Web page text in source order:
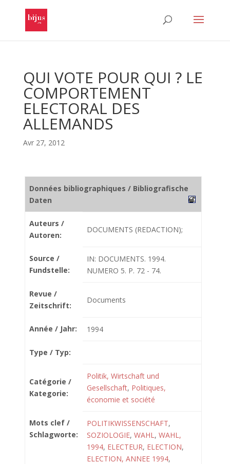
QUI VOTE POUR QUI ? LE
COMPORTEMENT
ELECTORAL DES
ALLEMANDS
Avr 27, 2012
Données bibliographiques / Bibliografische
Daten
Auteurs /
Autoren:
DOCUMENTS (REDACTION);
Source /
Fundstelle:
IN: DOCUMENTS. 1994.
NUMERO 5. P. 72 - 74.
Revue /
Zeitschrift:
Documents
Année / Jahr: 1994
Type / Typ:
Catégorie /
Kategorie:
Politik, Wirtschaft und
Gesellschaft, Politiques,
économie et société
Mots clef /
Schlagworte:
POLITIKWISSENSCHAFT,
SOZIOLOGIE, WAHL, WAHL,
1994, ELECTEUR, ELECTION,
ELECTION, ANNEE 1994,